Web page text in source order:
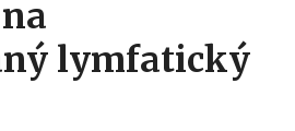
lymfatický